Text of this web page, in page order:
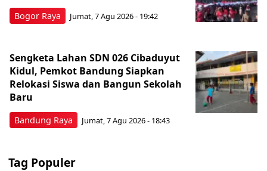
Bogor Raya Jumat, 7 Agu 2026 - 19:42
Bandung Raya
Sengketa Lahan SDN 026 Cibaduyut
Kidul, Pemkot Bandung Siapkan
Relokasi Siswa dan Bangun Sekolah
Baru
Jumat, 7 Agu 2026 - 18:43
Tag Populer